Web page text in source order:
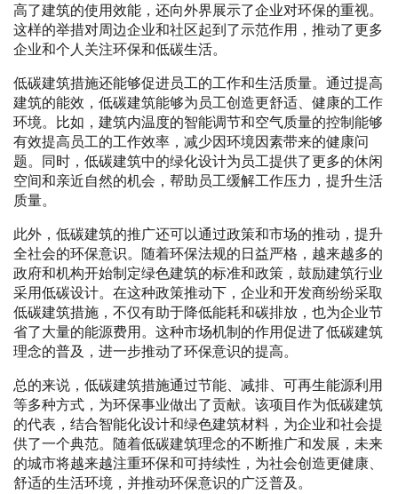
高了建筑的使用效能，还向外界展示了企业对环保的重视。
这样的举措对周边企业和社区起到了示范作用，推动了更多
企业和个人关注环保和低碳生活。
低碳建筑措施还能够促进员工的工作和生活质量。通过提高
建筑的能效，低碳建筑能够为员工创造更舒适、健康的工作
环境。比如，建筑内温度的智能调节和空气质量的控制能够
有效提高员工的工作效率，减少因环境因素带来的健康问
题。同时，低碳建筑中的绿化设计为员工提供了更多的休闲
空间和亲近自然的机会，帮助员工缓解工作压力，提升生活
质量。
此外，低碳建筑的推广还可以通过政策和市场的推动，提升
全社会的环保意识。随着环保法规的日益严格，越来越多的
政府和机构开始制定绿色建筑的标准和政策，鼓励建筑行业
采用低碳设计。在这种政策推动下，企业和开发商纷纷采取
低碳建筑措施，不仅有助于降低能耗和碳排放，也为企业节
省了大量的能源费用。这种市场机制的作用促进了低碳建筑
理念的普及，进一步推动了环保意识的提高。
总的来说，低碳建筑措施通过节能、减排、可再生能源利用
等多种方式，为环保事业做出了贡献。该项目作为低碳建筑
的代表，结合智能化设计和绿色建筑材料，为企业和社会提
供了一个典范。随着低碳建筑理念的不断推广和发展，未来
的城市将越来越注重环保和可持续性，为社会创造更健康、
舒适的生活环境，并推动环保意识的广泛普及。